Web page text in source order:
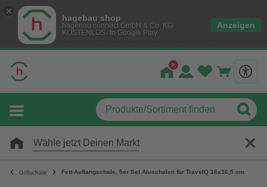
hagebau shop
hagebau connect GmbH & Co. KG
KOSTENLOS- In Google Play
Anzeigen
Wähle jetzt Deinen Markt
Grillschale Fett-Auffangschale, 5er Set Aluschalen für TravelQ 16x16,5 cm